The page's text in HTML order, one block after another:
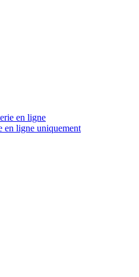
en ligne
en ligne uniquement